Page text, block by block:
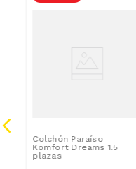
Colchón Paraíso
Komfort Dreams 1.5
plazas